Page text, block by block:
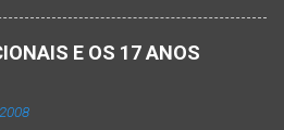
E OS 17 ANOS